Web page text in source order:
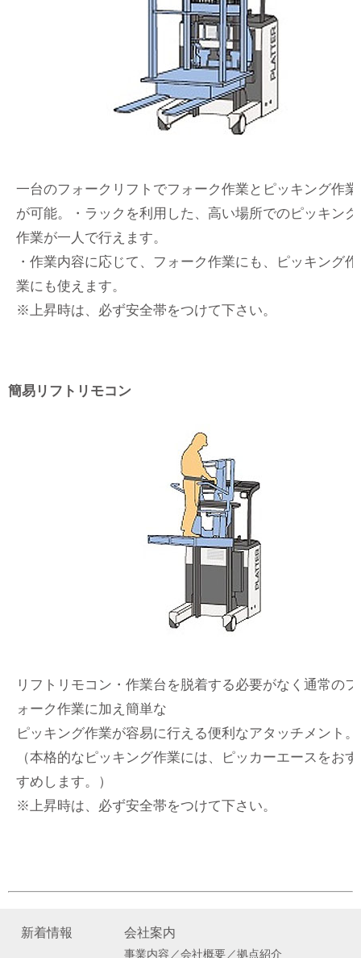
一台のフォークリフトでフォーク作業とピッキング作業
が可能。・ラックを利用した、高い場所でのピッキング
作業が一人で行えます。
・作業内容に応じて、フォーク作業にも、ピッキング作
業にも使えます。
※上昇時は、必ず安全帯をつけて下さい。
簡易リフトリモコン
リフトリモコン・作業台を脱着する必要がなく通常のフ
ォーク作業に加え簡単な
ピッキング作業が容易に行える便利なアタッチメント。
（本格的なピッキング作業には、ピッカーエースをおす
すめします。）
※上昇時は、必ず安全帯をつけて下さい。
新着情報 会社案内
事業内容／会社概要／拠点紹介